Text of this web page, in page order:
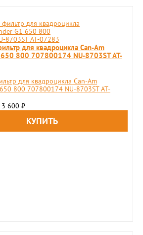
для квадроцикла Can-Am
800 707800174 NU-8703ST AT-
для квадроцикла Can-Am
800 707800174 NU-8703ST AT-
600 ₽